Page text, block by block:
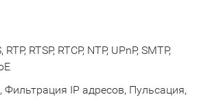
RTSP, RTCP, NTP, UPnP, SMTP,
IP адресов, Пульсация,